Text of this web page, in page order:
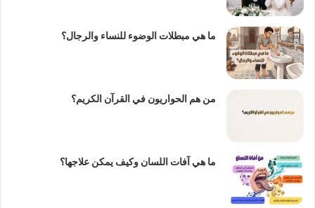
ما هي مبطلات الوضوء للنساء والرجال؟
من هم الحواريون في القرآن الكريم؟
ما هي آفات اللسان وكيف يمكن علاجها؟